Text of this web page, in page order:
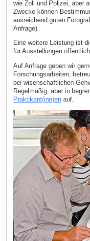
wie Zoll und Polizei, aber
Zwecke können
ausreichend guten
Anfrage).
Eine weitere Leistung ist
für Ausstellungen
Auf Anfrage geben wir
Forschungsarbeiten,
bei wisenschaftlichen
Regelmäßig, aber in
Praktikant(inn)enauf.